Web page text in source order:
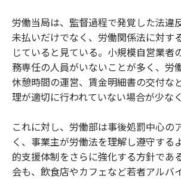
労働当局は、監督過程で発覚した法違
未払いだけでなく、労働関係法に対す
じていると見ている。小規模自営業者
務専任の人員がいないことが多く、労
休憩時間の運営、賃金明細書の交付な
理が適切に行われていない場合が少な
これに対し、労働部は事後処罰中心の
く、事業主が労働法を理解し遵守する
的支援体制をさらに強化する方針であ
会も、飲食店やカフェなど若者アルバ